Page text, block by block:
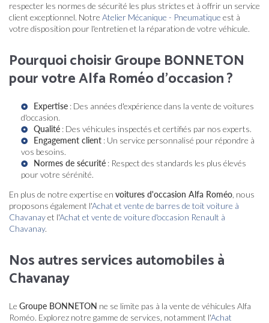
respecter les normes de sécurité les plus strictes et à offrir un service
client exceptionnel. Notre Atelier Mécanique - Pneumatique est à
votre disposition pour l'entretien et la réparation de votre véhicule.
Pourquoi choisir Groupe BONNETON
pour votre Alfa Roméo d'occasion ?
Expertise : Des années d'expérience dans la vente de voitures
d'occasion.
Qualité : Des véhicules inspectés et certifiés par nos experts.
Engagement client : Un service personnalisé pour répondre à
vos besoins.
Normes de sécurité : Respect des standards les plus élevés
pour votre sérénité.
En plus de notre expertise en voitures d'occasion Alfa Roméo , nous
proposons également l'Achat et vente de barres de toit voiture à
Chavanayet l'Achat et vente de voiture d'occasion Renault à
Chavanay.
Nos autres services automobiles à
Chavanay
Le Groupe BONNETON ne se limite pas à la vente de véhicules Alfa
Roméo. Explorez notre gamme de services, notamment l'Achat